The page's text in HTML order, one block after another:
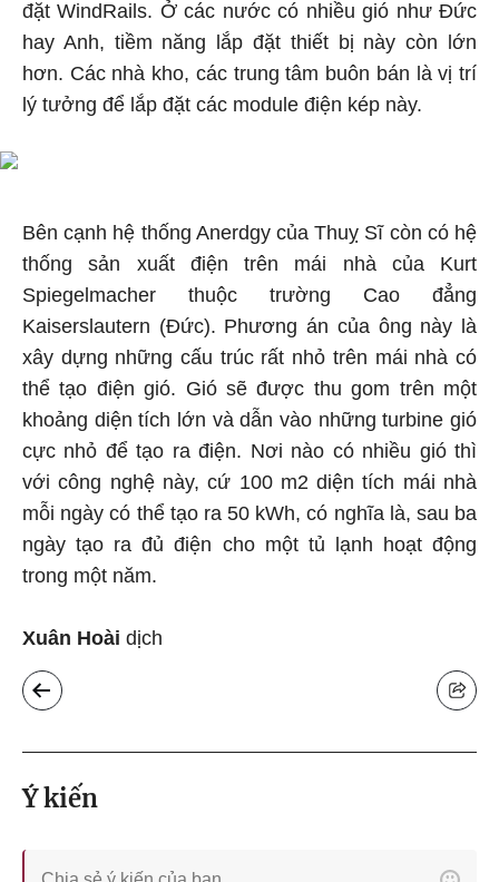
đặt WindRails. Ở các nước có nhiều gió như Đức
hay Anh, tiềm năng lắp đặt thiết bị này còn lớn
hơn. Các nhà kho, các trung tâm buôn bán là vị trí
lý tưởng để lắp đặt các module điện kép này.
Bên cạnh hệ thống Anerdgy của Thuỵ Sĩ còn có hệ
thống sản xuất điện trên mái nhà của Kurt
Spiegelmacher thuộc trường Cao đẳng
Kaiserslautern (Đức). Phương án của ông này là
xây dựng những cấu trúc rất nhỏ trên mái nhà có
thể tạo điện gió. Gió sẽ được thu gom trên một
khoảng diện tích lớn và dẫn vào những turbine gió
cực nhỏ để tạo ra điện. Nơi nào có nhiều gió thì
với công nghệ này, cứ 100 m2 diện tích mái nhà
mỗi ngày có thể tạo ra 50 kWh, có nghĩa là, sau ba
ngày tạo ra đủ điện cho một tủ lạnh hoạt động
trong một năm.
Xuân Hoài dịch
Ý kiến